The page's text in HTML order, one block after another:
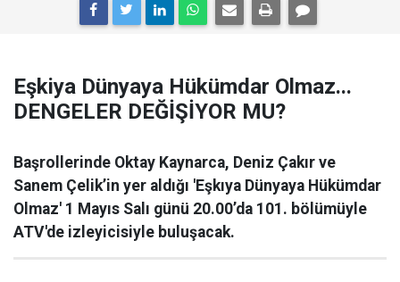
Eşkiya Dünyaya Hükümdar Olmaz...
DENGELER DEĞİŞİYOR MU?
Başrollerinde Oktay Kaynarca, Deniz Çakır ve
Sanem Çelik’in yer aldığı 'Eşkıya Dünyaya Hükümdar
Olmaz' 1 Mayıs Salı günü 20.00’da 101. bölümüyle
ATV'de izleyicisiyle buluşacak.